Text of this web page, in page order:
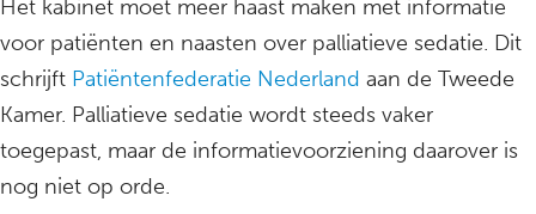
Het kabinet moet meer haast maken met informatie
voor patiënten en naasten over palliatieve sedatie. Dit
schrijft Patiëntenfederatie Nederland aan de Tweede
Kamer. Palliatieve sedatie wordt steeds vaker
toegepast, maar de informatievoorziening daarover is
nog niet op orde.